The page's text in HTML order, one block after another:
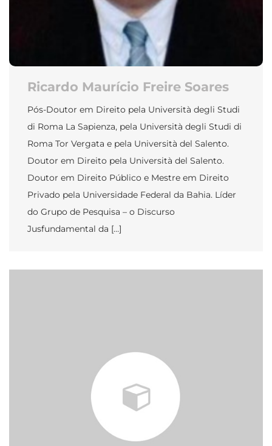
Ricardo Maurício Freire Soares
Pós-Doutor em Direito pela Università degli Studi
di Roma La Sapienza, pela Università degli Studi di
Roma Tor Vergata e pela Università del Salento.
Doutor em Direito pela Università del Salento.
Doutor em Direito Público e Mestre em Direito
Privado pela Universidade Federal da Bahia. Líder
do Grupo de Pesquisa – o Discurso
Jusfundamental da […]